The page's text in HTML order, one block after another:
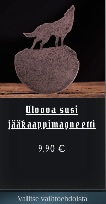
Ulvova susi
jääkaappimagneetti
9,90 €
Valitse vaihtoehdoista